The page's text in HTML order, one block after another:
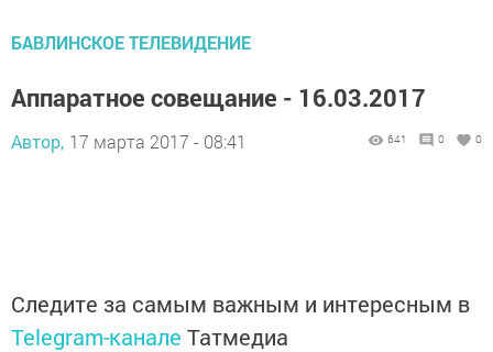
БАВЛИНСКОЕ ТЕЛЕВИДЕНИЕ
Аппаратное совещание - 16.03.2017
Автор, 17 марта 2017 - 08:41 641 0 0
Следите за самым важным и интересным в
Telegram-канале Татмедиа